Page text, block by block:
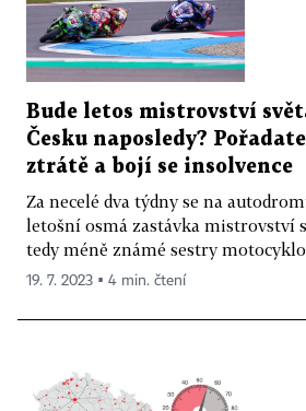
Bude letos mistrovství
Česku naposledy?
ztrátě a bojí se insolvence
Za necelé dva týdny se na
letošní osmá zastávka mistrovství
tedy méně známé sestry
19. 7. 2023 ▪ 4 min. čtení